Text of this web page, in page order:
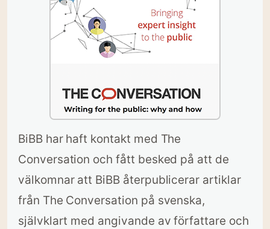
BiBB har haft kontakt med The
Conversation och fått besked på att de
välkomnar att BiBB återpublicerar artiklar
från The Conversation på svenska,
självklart med angivande av författare och